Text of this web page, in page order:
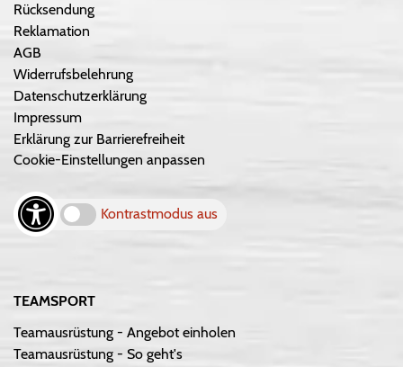
Rücksendung
Reklamation
AGB
Widerrufsbelehrung
Datenschutzerklärung
Impressum
Erklärung zur Barrierefreiheit
Cookie-Einstellungen anpassen
Kontrastmodus aus
TEAMSPORT
Teamausrüstung - Angebot einholen
Teamausrüstung - So geht's